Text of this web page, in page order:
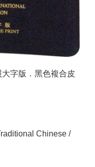
字版．黑色複合皮
Chinese /